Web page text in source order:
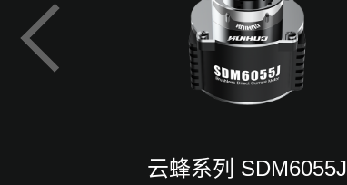
云蜂系列 SDM6055J